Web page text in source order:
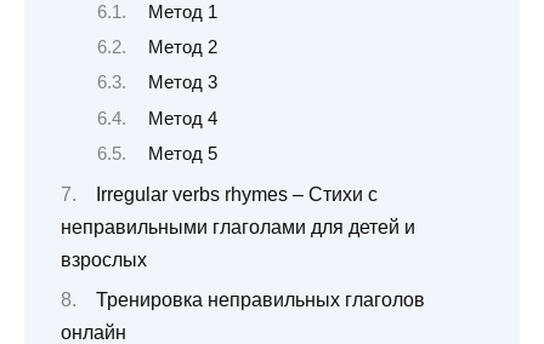
Метод 1
Метод 2
Метод 3
Метод 4
Метод 5
Irregular verbs rhymes – Стихи с
неправильными глаголами для детей и
взрослых
Тренировка неправильных глаголов
онлайн